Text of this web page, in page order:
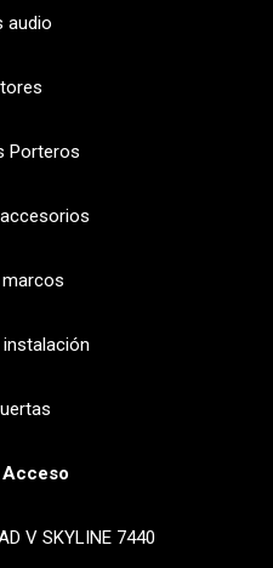
audio
Porteros
V SKYLINE 7440